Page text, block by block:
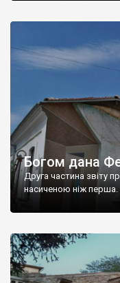
Богом дана
Друга частина звіту
насиченою ніж перша.